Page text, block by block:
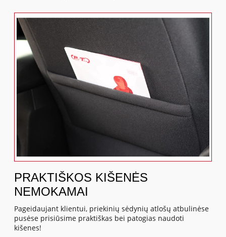
PRAKTIŠKOS KIŠENĖS
NEMOKAMAI
Pageidaujant klientui, priekinių sėdynių atlošų atbulinėse
pusėse prisiūsime praktiškas bei patogias naudoti
kišenes!